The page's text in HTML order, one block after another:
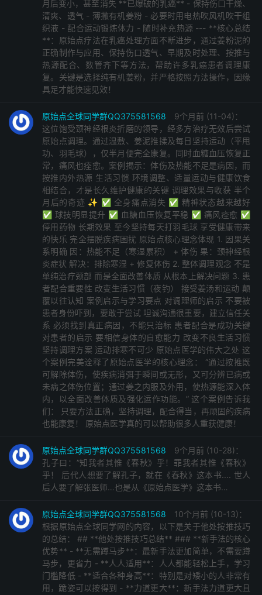
├─12. 七不姜小黄姜网店.jpg 90 KB 2024-11-25
├─13. 姜同学卡（广告）.jpg 613 KB 2024-11-25
├─14. 点通录（原始点通讯）.jpeg 197 KB 2024-06-19
├─15. yuanshidian.apk 36 MB 2024-05-23
├─16. AI原始点2025.jpg 124 KB 2025-04-07
├─17. 2022 补充资料 学习原始点资料下载及在线视频汇
总.txt 39 KB 2023-08-22
├─18. 64GB 原始点学习资料U盘2024.txt 216 KB 2024-
├─19. 64GB 原始点学习资料U盘.txt 215 KB 2024-11-11
├─20. 64GB 原始点学习资料U盘.html 166 KB 2024-11-
├─21. 64GB 原始点学习资料U盘.pdf 787 KB 2024-06-
├─22. 64GB 原始点学习资料U盘.xlsx 52 KB 2024-06-
月后变小，甚至消失 **已爆破的乳癌** - 保持伤口干燥、
清爽、透气 - 薄撒有机姜粉 - 必要时用电热吹风机吹干组
织液 - 配合运动锻炼体力 - 随时补充热源 --- **核心总结
**：原始点疗法在乳癌处理方面不断进步，通过姜粉泥的
正确制作与应用、保持伤口透气、早期及时处理、按推与
热源配合、数管齐下等方法，帮助许多乳癌患者调理康
复。关键是选择纯有机姜粉，并严格按照方法操作，因缘
具足才能快速见效！
原始点全球同学群QQ375581568
9个月前 (11-04)：
这位饱受颈神经根炎折磨的领导，经多方治疗无效后尝试
原始点调理。通过温敷、姜泥推揉及每日坚持运动（平甩
功、羽毛球），仅半月便完全康复。同时血糖血压恢复正
常，痛风也痊愈。案例揭示：体伤及热能不足是病因，而
按推内外热源 生活习惯 环境调整、适量运动与健康饮食
相结合，才是长久维护健康的关键 调理效果与收获 半个
月后的奇迹 ✨ ✅ 全身痛点消失 ✅ 精神状态越来越好
✅ 球技明显提升 ✅ 血糖血压恢复平稳 ✅ 痛风痊愈 ✅
停用药物 长期效果 至今坚持每天打羽毛球 享受健康带来
的快乐 完全摆脱疾病困扰 原始点核心理念体现 1. 因果关
系明确 因：热能不足（寒湿累积） + 体伤 果：颈神经根
炎症状 解决：排除寒湿 + 修复体伤 2. 整体调理观念 不是
单纯治疗颈部 而是全面改善体质 从根本上解决问题 3. 患
者配合重要性 改变生活习惯（夜钓） 接受姜汤和运动 颠
覆以往认知 案例启示与学习要点 对调理师的启示 不要被
患者身份吓到，要敢于尝试 坦诚沟通很重要，建立信任关
系 必须找到真正病因，不能只治标 患者配合是成功关键
对患者的启示 要相信身体的自愈能力 改变不良生活习惯
坚持调理方案 运动排寒不可少 原始点医学的伟大之处 这
个案例完美诠释了原始点医学的核心理念： “通过按推既
可解除体伤，使疾病消弭于瞬间或无形，又可分辨已病或
未病之体伤位置；通过姜之内服及外用，使热源能深入体
内，以全面改善体质及强化运作功能。” 这个案例告诉我
们： 只要方法正确，坚持调理，配合得当，再顽固的疾病
也能康复！ 原始点医学真的可以帮助很多人重获健康！
原始点全球同学群QQ375581568
9个月前 (10-28)：
孔子曰：”知我者其惟《春秋》乎！罪我者其惟《春秋》
乎！ 后代人想要了解孔子，就在《春秋》这本书.... 世人
后人要了解张医师…也是从《原始点医学》这本书…
原始点全球同学群QQ375581568
10个月前 (10-13)：
根据原始点全球同学网的内容，以下是关于他处按推技巧
的总结： ## **他处按推技巧总结** ### **新手法的核心
优势** - **无需蹲马步**：最新手法更加简单，不需要蹲
马步，更省力 - **人人适用**：人人都能轻松上手，学习
门槛降低 - **适合各种身高**：特别是对矮小的人非常有
用，跪姿可以按得到 - **力道更大**：新手法力道更大且